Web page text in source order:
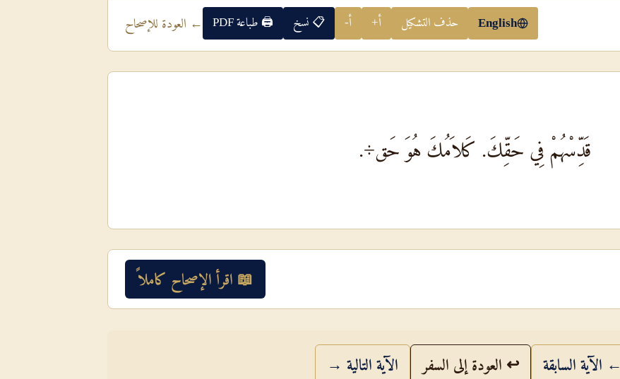
English حذف التشكيل أ+ أ- 📋 نسخ 🖨 طباعة PDF ← العودة للإصحاح
قَدِّسْهُمْ فِي حَقِّكَ. كَلاَمُكَ هُوَ حَق÷.
📖 اقرأ الإصحاح كاملاً
← الآية السابقة ↩ العودة إلى السفر الآية التالية →